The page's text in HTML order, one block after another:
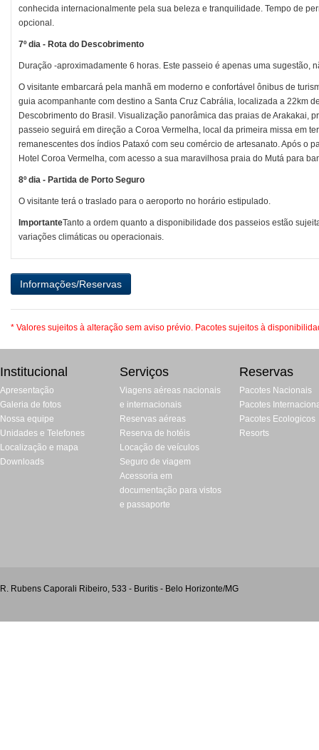
conhecida internacionalmente pela sua beleza e tranquilidade. Tempo de
opcional.
7º dia - Rota do Descobrimento
Duração -aproximadamente 6 horas. Este passeio é apenas uma sugestão,
O visitante embarcará pela manhã em moderno e confortável ônibus de
guia acompanhante com destino a Santa Cruz Cabrália, localizada a 22km
Descobrimento do Brasil. Visualização panorâmica das praias de Arakakai,
passeio seguirá em direção a Coroa Vermelha, local da primeira missa em
remanescentes dos índios Pataxó com seu comércio de artesanato. Após o
Hotel Coroa Vermelha, com acesso a sua maravilhosa praia do Mutá para
8º dia - Partida de Porto Seguro
O visitante terá o traslado para o aeroporto no horário estipulado.
ImportanteTanto a ordem quanto a disponibilidade dos passeios estão
variações climáticas ou operacionais.
* Valores sujeitos à alteração sem aviso prévio. Pacotes sujeitos à
Institucional
Apresentação
Galeria de fotos
Nossa equipe
Unidades e Telefones
Localização e mapa
Downloads
Serviços
Viagens aéreas nacionais
e internacionais
Reservas aéreas
Reserva de hotéis
Locação de veículos
Seguro de viagem
Acessoria em
documentação para vistos
e passaporte
Reservas
Pacotes Nacionais
Pacotes
Pacotes Ecologicos
Resorts
R. Rubens Caporali Ribeiro, 533 - Buritis - Belo Horizonte/MG